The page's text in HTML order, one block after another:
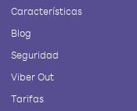
Características
Blog
Seguridad
Viber Out
Tarifas